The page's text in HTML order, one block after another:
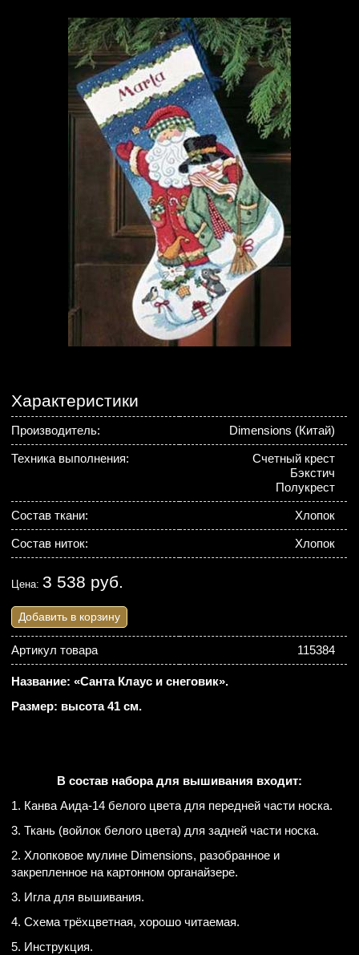
Характеристики
Производитель: Dimensions (Китай)
Техника выполнения:
Счетный крест
Бэкстич
Полукрест
Состав ткани: Хлопок
Состав ниток: Хлопок
Цена:3 538 руб.
Добавить в корзину
Артикул товара 115384
Название: «Санта Клаус и снеговик».
Размер: высота 41 см.
В состав набора для вышивания входит:
1. Канва Аида-14 белого цвета для передней части носка.
3. Ткань (войлок белого цвета) для задней части носка.
2. Хлопковое мулине Dimensions, разобранное и
закрепленное на картонном органайзере.
3. Игла для вышивания.
4. Схема трёхцветная, хорошо читаемая.
5. Инструкция.